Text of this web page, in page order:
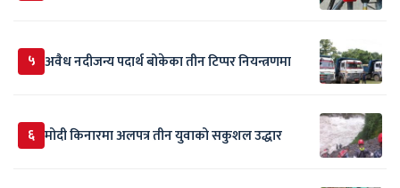
५ अवैध नदीजन्य पदार्थ बोकेका तीन टिप्पर नियन्त्रणमा
६ मोदी किनारमा अलपत्र तीन युवाको सकुशल उद्धार